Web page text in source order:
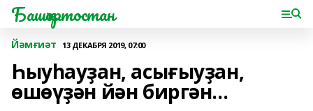
Башҡортостан
Йәмғиәт 13 ДЕКАБРЯ 2019, 07:00
Һыуһауҙан, асығыуҙан,
өшөүҙән йән биргән...